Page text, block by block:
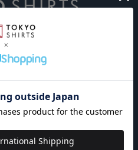
採用情報